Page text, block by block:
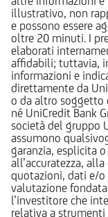
illustrativo, non
e possono essere
oltre 20 minuti. I
elaborati
affidabili; tuttavia,
informazioni e
direttamente da
o da altro soggetto
né UniCredit Bank
società del gruppo
assumono
garanzia, esplicita
all’accuratezza,
quotazioni, dati e/o
valutazione
l’investitore che
relativa a